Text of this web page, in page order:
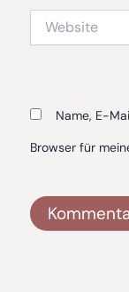
Website
Name, E-
Browser für